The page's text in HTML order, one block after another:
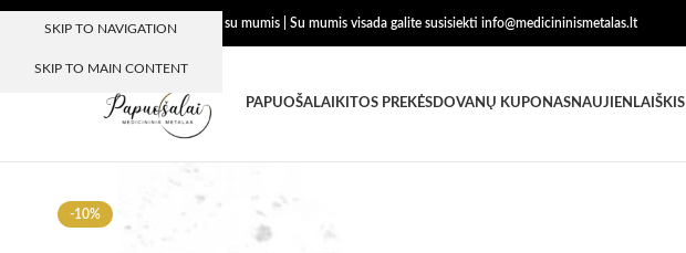
SKIP TO NAVIGATION
SKIP TO MAIN CONTENT
Dėkojame, kad esate su mumis | Su mumis visada galite susisiekti info@medicininismetalas.lt
PAPUOŠALAI KITOS PREKĖSDOVANŲ KUPONASNAUJIENLAIŠKIS
-10%